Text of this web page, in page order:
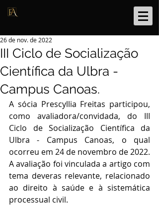
III Ciclo de Socialização
Científica da Ulbra -
Campus Canoas.
26 de nov. de 2022
A sócia Prescyllia Freitas participou,
como avaliadora/convidada, do III
Ciclo de Socialização Científica da
Ulbra - Campus Canoas, o qual
ocorreu em 24 de novembro de 2022.
A avaliação foi vinculada a artigo com
tema deveras relevante, relacionado
ao direito à saúde e à sistemática
processual civil.